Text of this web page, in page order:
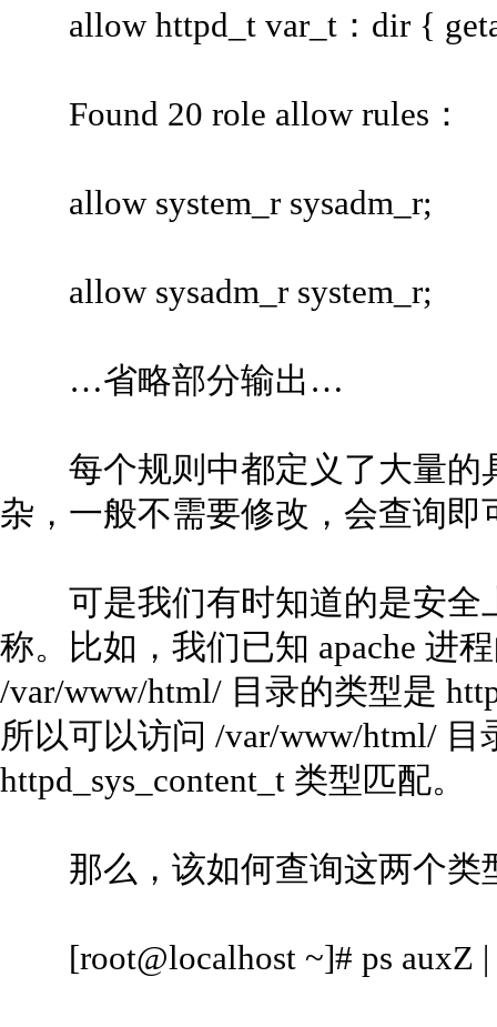
allow httpd_t var_t：dir {
Found 20 role allow rules：
allow system_r sysadm_r;
allow sysadm_r system_r;
…省略部分输出…
每个规则中都定义了大量的
杂，一般不需要修改，会查询即
可是我们有时知道的是安全
称。比如，我们已知 apache 进
/var/www/html/ 目录的类型是
所以可以访问 /var/www/html/ 目
httpd_sys_content_t 类型匹配。
那么，该如何查询这两个类
[root@localhost ~]# ps auxZ |